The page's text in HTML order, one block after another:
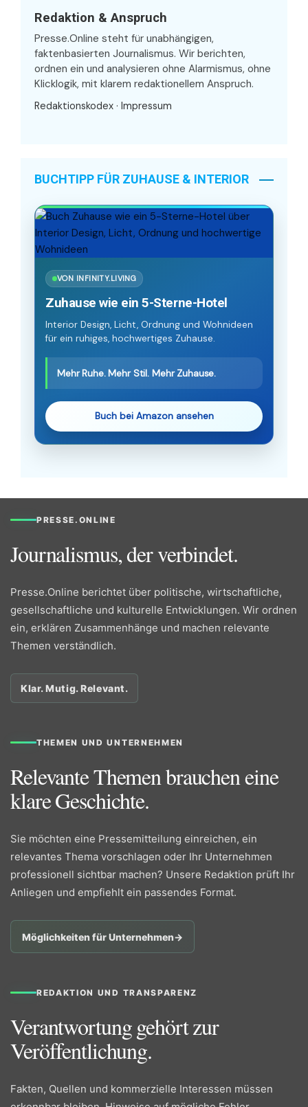
Redaktion & Anspruch
Presse.Online steht für unabhängigen,
faktenbasierten Journalismus. Wir berichten,
ordnen ein und analysieren ohne Alarmismus, ohne
Klicklogik, mit klarem redaktionellem Anspruch.
Redaktionskodex · Impressum
BUCHTIPP FÜR ZUHAUSE & INTERIOR
VON INFINITY.LIVING
Zuhause wie ein 5-Sterne-Hotel
Interior Design, Licht, Ordnung und Wohnideen
für ein ruhiges, hochwertiges Zuhause.
Mehr Ruhe. Mehr Stil. Mehr Zuhause.
Buch bei Amazon ansehen
PRESSE.ONLINE
Journalismus, der verbindet.
Presse.Online berichtet über politische, wirtschaftliche,
gesellschaftliche und kulturelle Entwicklungen. Wir ordnen
ein, erklären Zusammenhänge und machen relevante
Themen verständlich.
Klar. Mutig. Relevant.
THEMEN UND UNTERNEHMEN
Relevante Themen brauchen eine
klare Geschichte.
Sie möchten eine Pressemitteilung einreichen, ein
relevantes Thema vorschlagen oder Ihr Unternehmen
professionell sichtbar machen? Unsere Redaktion prüft Ihr
Anliegen und empfiehlt ein passendes Format.
Möglichkeiten für Unternehmen→
REDAKTION UND TRANSPARENZ
Verantwortung gehört zur
Veröffentlichung.
Fakten, Quellen und kommerzielle Interessen müssen